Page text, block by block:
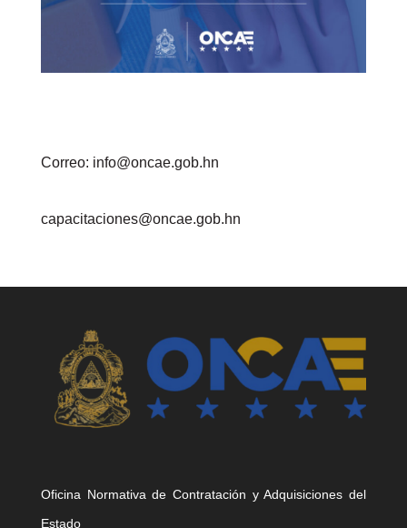
Correo: info@oncae.gob.hn
capacitaciones@oncae.gob.hn
Oficina Normativa de Contratación y Adquisiciones del
Estado